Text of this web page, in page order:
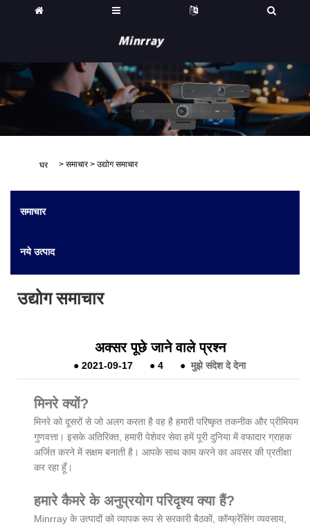
घर > समाचार > उद्योग समाचार
समाचार
नये उत्पाद
उद्योग समाचार
अक्सर पूछे जाने वाले प्रश्न
● 2021-09-17 ● 4 ● मुझे संदेश दे देना
मिनरे क्यों?
मिनरे को दूसरों से जो अलग करता है वह है हमारी परिष्कृत तकनीक और प्रीमियम
गुणवत्ता। इसके अतिरिक्त, हमारी पेशेवर सेवा हमें पूरी दुनिया में वफादार ग्राहक
अर्जित करने में सक्षम बनाती है। आपके साथ काम करने का अवसर की प्रतीक्षा
कर रहा हूँ।
हमारे कैमरे के अनुप्रयोग परिदृश्य क्या हैं?
Minrray के उत्पादों को व्यापक रूप से सरकारी बैठकों, कॉन्फ्रेंसिंग व्यवसाय,